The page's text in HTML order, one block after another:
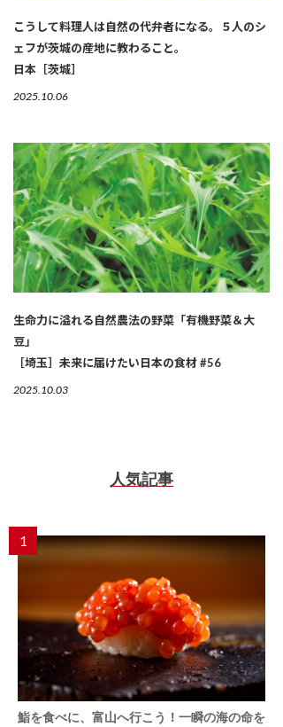
こうして料理人は自然の代弁者になる。５人のシ
ェフが茨城の産地に教わること。
日本［茨城］
2025.10.06
生命力に溢れる自然農法の野菜「有機野菜＆大
豆」
［埼玉］未来に届けたい日本の食材 #56
2025.10.03
人気記事
1
鮨を食べに、富山へ行こう！一瞬の海の命を